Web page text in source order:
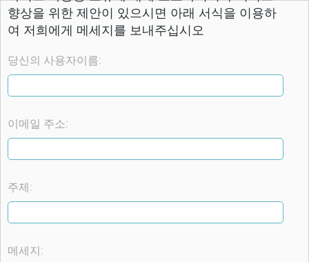
향상을 위한 제안이 있으시면 아래 서식을 이용하
여 저희에게 메세지를 보내주십시오
당신의 사용자이름:
이메일 주소:
주제:
메세지: